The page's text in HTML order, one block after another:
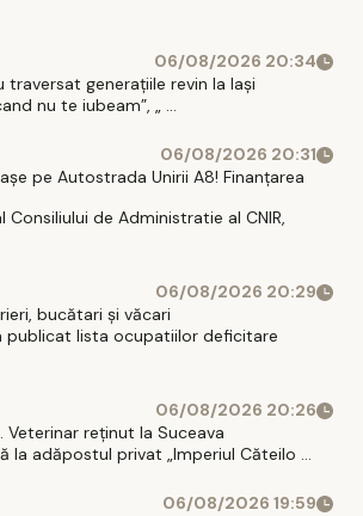
06/08/2026 20:34
traversat generațiile revin la Iași
nu te iubeam”, „ ...
06/08/2026 20:31
pe Autostrada Unirii A8! Finanțarea
de Administratie al CNIR,
06/08/2026 20:29
bucătari și văcari
publicat lista ocupatiilor deficitare
06/08/2026 20:26
Veterinar reținut la Suceava
la adăpostul privat „Imperiul Căteilo ...
06/08/2026 19:59